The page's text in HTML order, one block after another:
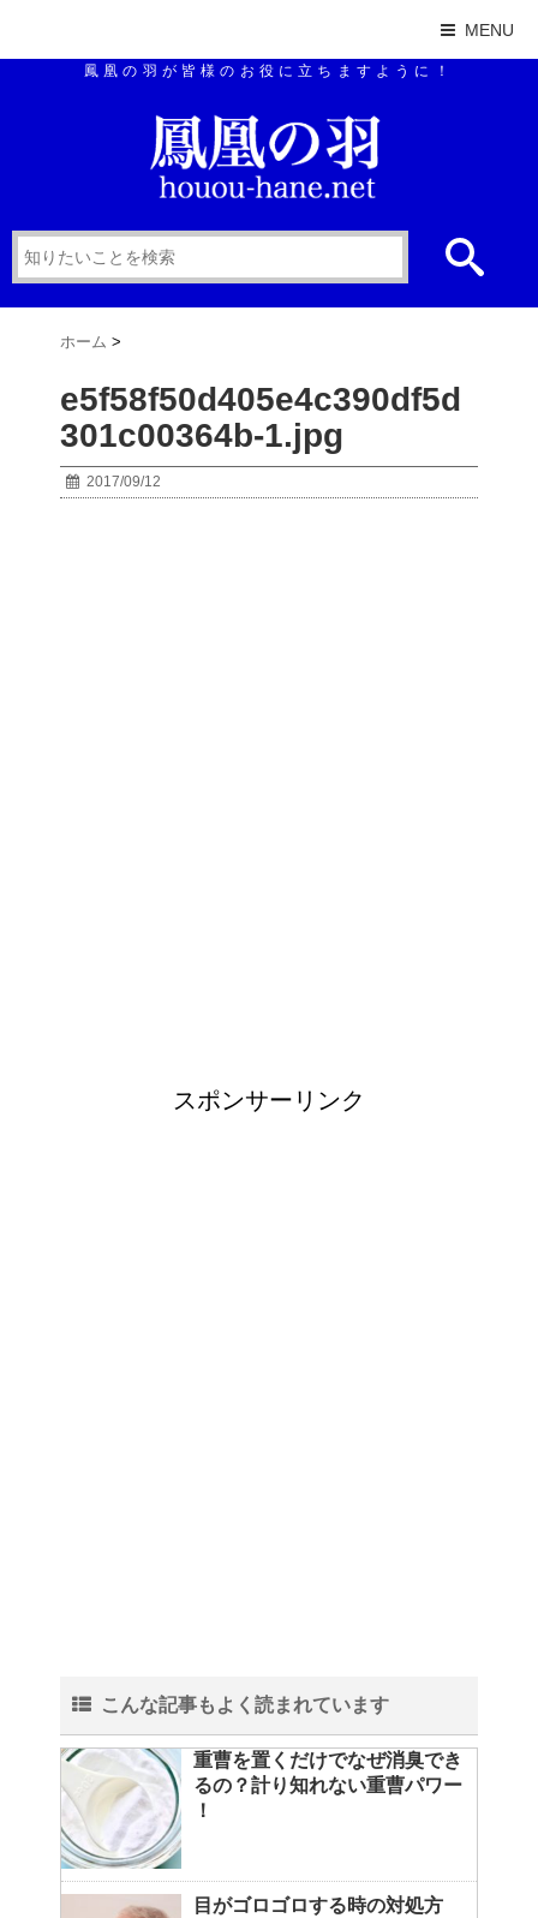
MENU
鳳凰の羽が皆様のお役に立ちますように！
ホーム >
e5f58f50d405e4c390df5d
301c00364b-1.jpg
2017/09/12
スポンサーリンク
こんな記事もよく読まれています
重曹を置くだけでなぜ消臭でき
るの？計り知れない重曹パワー
！
目がゴロゴロする時の対処方